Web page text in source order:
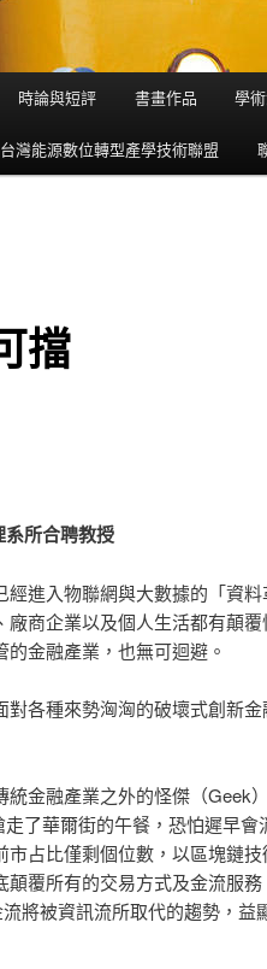
時論與短評 書畫作品 學
台灣能源數位轉型產學技術聯盟
擋
所合聘教授
進入物聯網與大數據的「資料
商企業以及個人生活都有顛覆
金融產業，也無可迴避。
各種來勢洶洶的破壞式創新金
金融產業之外的怪傑（Geek
了華爾街的午餐，恐怕遲早會
占比僅剩個位數，以區塊鏈技
覆所有的交易方式及金流服務
將被資訊流所取代的趨勢，益